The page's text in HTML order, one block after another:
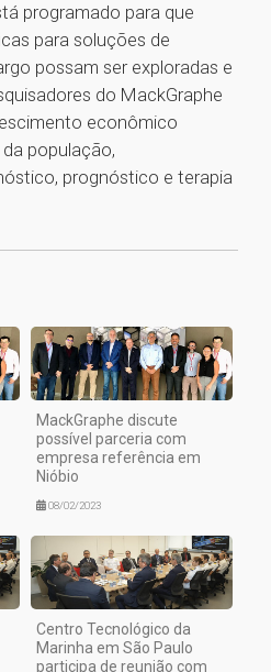
programado para que
para soluções de
possam ser exploradas e
do MackGraphe
econômico
população,
prognóstico e terapia
MackGraphe discute
possível parceria com
empresa referência em
Nióbio
08/02/2023
Centro Tecnológico da
Marinha em São Paulo
participa de reunião com